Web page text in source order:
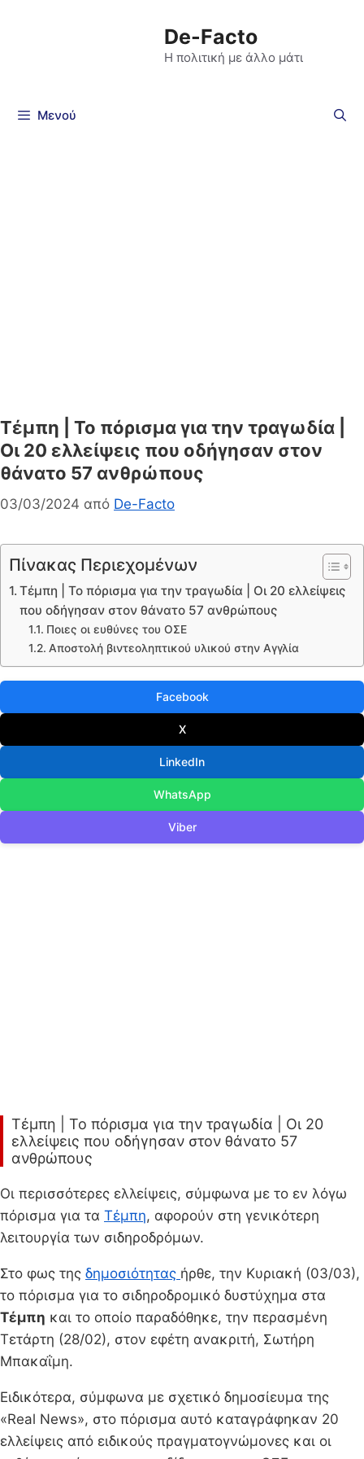
De-Facto
Η πολιτική με άλλο μάτι
Μενού
Τέμπη | Το πόρισμα για την τραγωδία |
Οι 20 ελλείψεις που οδήγησαν στον
θάνατο 57 ανθρώπους
03/03/2024 από De-Facto
Πίνακας Περιεχομένων
Τέμπη | Το πόρισμα για την τραγωδία | Οι 20 ελλείψεις
που οδήγησαν στον θάνατο 57 ανθρώπους
Ποιες οι ευθύνες του ΟΣΕ
Αποστολή βιντεοληπτικού υλικού στην Αγγλία
Facebook
X
LinkedIn
WhatsApp
Viber
Τέμπη | Το πόρισμα για την τραγωδία | Οι 20
ελλείψεις που οδήγησαν στον θάνατο 57
ανθρώπους
Οι περισσότερες ελλείψεις, σύμφωνα με το εν λόγω
πόρισμα για τα Τέμπη, αφορούν στη γενικότερη
λειτουργία των σιδηροδρόμων.
Στο φως της δημοσιότητας ήρθε, την Κυριακή (03/03),
το πόρισμα για το σιδηροδρομικό δυστύχημα στα
Τέμπη και το οποίο παραδόθηκε, την περασμένη
Τετάρτη (28/02), στον εφέτη ανακριτή, Σωτήρη
Μπακαΐμη.
Ειδικότερα, σύμφωνα με σχετικό δημοσίευμα της
«Real News», στο πόρισμα αυτό καταγράφηκαν 20
ελλείψεις από ειδικούς πραγματογνώμονες και οι